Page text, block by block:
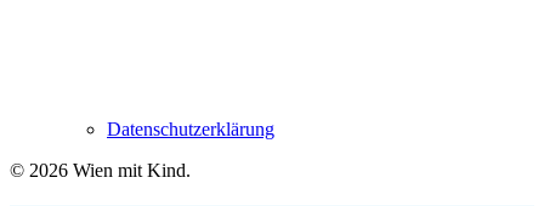
Datenschutzerklärung
© 2026 Wien mit Kind.